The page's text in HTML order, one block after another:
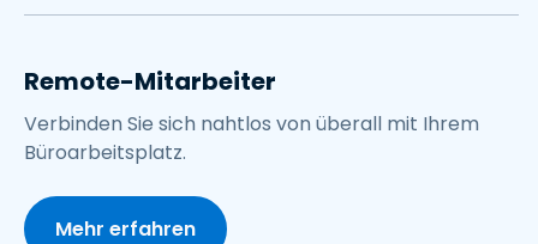
Remote-Mitarbeiter
Verbinden Sie sich nahtlos von überall mit Ihrem
Büroarbeitsplatz.
Mehr erfahren